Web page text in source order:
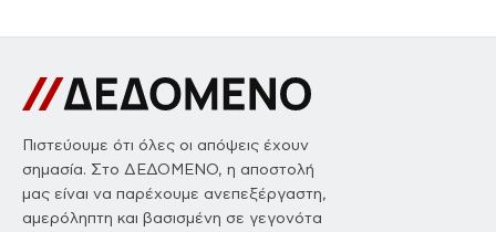
Πιστεύουμε ότι όλες οι απόψεις έχουν
σημασία. Στο ΔΕΔΟΜΕΝΟ, η αποστολή
μας είναι να παρέχουμε ανεπεξέργαστη,
αμερόληπτη και βασισμένη σε γεγονότα